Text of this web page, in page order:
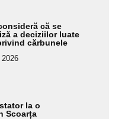
că se
a deciziilor luate
cărbunele
la o
Scoarța